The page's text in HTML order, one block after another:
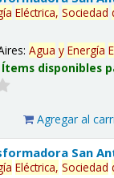
Eléctrica, Sociedad
Agua y Energía
Ítems disponibles
Agregar al
San
Eléctrica, Sociedad